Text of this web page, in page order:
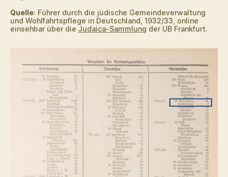
Quelle: Führer durch die jüdische Gemeindeverwaltung
und Wohlfahrtspflege in Deutschland, 1932/33, online
einsehbar über die Judaica-Sammlung der UB Frankfurt.